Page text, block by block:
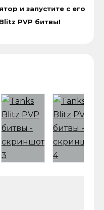
и запустите с его
PVP битвы!